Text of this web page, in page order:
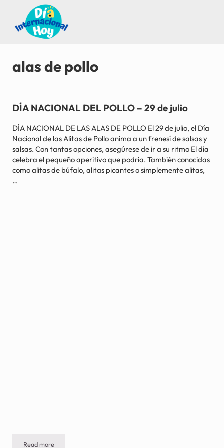
Saltar al contenido principal
Skip to after header navigation
Skip to site footer
Día Internacional Hoy
Guía para saber qué día internacional es hoy
alas de pollo
DÍA NACIONAL DEL POLLO – 29 de julio
DÍA NACIONAL DE LAS ALAS DE POLLO El 29 de julio, el Día
Nacional de las Alitas de Pollo anima a un frenesí de salsas y
salsas. Con tantas opciones, asegúrese de ir a su ritmo El día
celebra el pequeño aperitivo que podría. También conocidas
como alitas de búfalo, alitas picantes o simplemente alitas,
…
Read more